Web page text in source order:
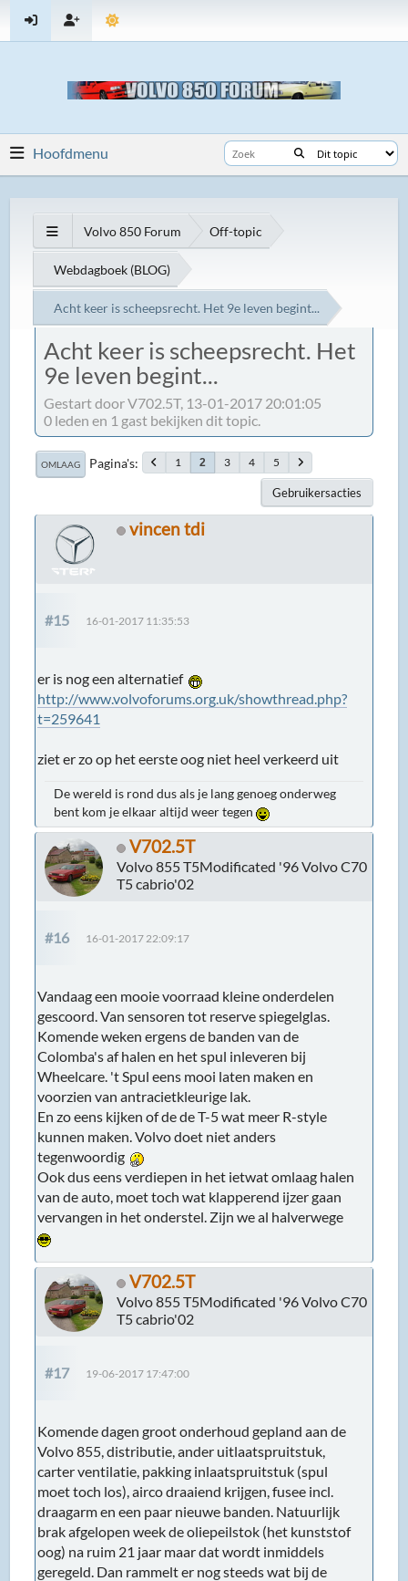
Hoofdmenu
Volvo 850 Forum Off-topic
Webdagboek (BLOG)
Acht keer is scheepsrecht. Het 9e leven begint...
Acht keer is scheepsrecht. Het
9e leven begint...
Gestart door V702.5T, 13-01-2017 20:01:05
0 leden en 1 gast bekijken dit topic.
OMLAAG Pagina's 1 2 3 4 5
Gebruikersacties
vincen tdi
#15 16-01-2017 11:35:53
er is nog een alternatief
http://www.volvoforums.org.uk/showthread.php?
t=259641
ziet er zo op het eerste oog niet heel verkeerd uit
De wereld is rond dus als je lang genoeg onderweg
bent kom je elkaar altijd weer tegen
V702.5T
Volvo 855 T5Modificated '96 Volvo C70
T5 cabrio'02
#16 16-01-2017 22:09:17
Vandaag een mooie voorraad kleine onderdelen
gescoord. Van sensoren tot reserve spiegelglas.
Komende weken ergens de banden van de
Colomba's af halen en het spul inleveren bij
Wheelcare. 't Spul eens mooi laten maken en
voorzien van antracietkleurige lak.
En zo eens kijken of de de T-5 wat meer R-style
kunnen maken. Volvo doet niet anders
tegenwoordig
Ook dus eens verdiepen in het ietwat omlaag halen
van de auto, moet toch wat klapperend ijzer gaan
vervangen in het onderstel. Zijn we al halverwege
V702.5T
Volvo 855 T5Modificated '96 Volvo C70
T5 cabrio'02
#17 19-06-2017 17:47:00
Komende dagen groot onderhoud gepland aan de
Volvo 855, distributie, ander uitlaatspruitstuk,
carter ventilatie, pakking inlaatspruitstuk (spul
moet toch los), airco draaiend krijgen, fusee incl.
draagarm en een paar nieuwe banden. Natuurlijk
brak afgelopen week de oliepeilstok (het kunststof
oog) na ruim 21 jaar maar dat wordt inmiddels
geregeld. Dan rammelt er nog steeds wat bij de